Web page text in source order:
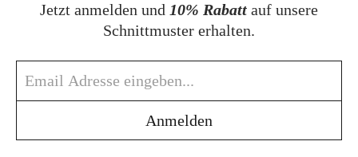
Jetzt anmelden und 10% Rabatt auf unsere
Schnittmuster erhalten.